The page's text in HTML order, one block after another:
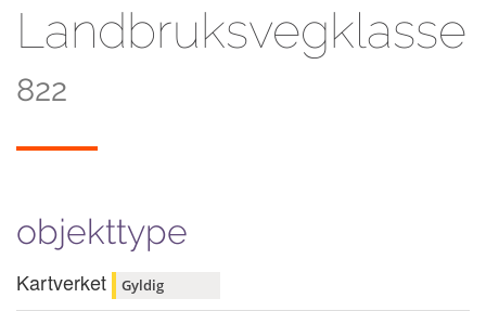
Landbruksvegklasse
822
objekttype
Kartverket Gyldig